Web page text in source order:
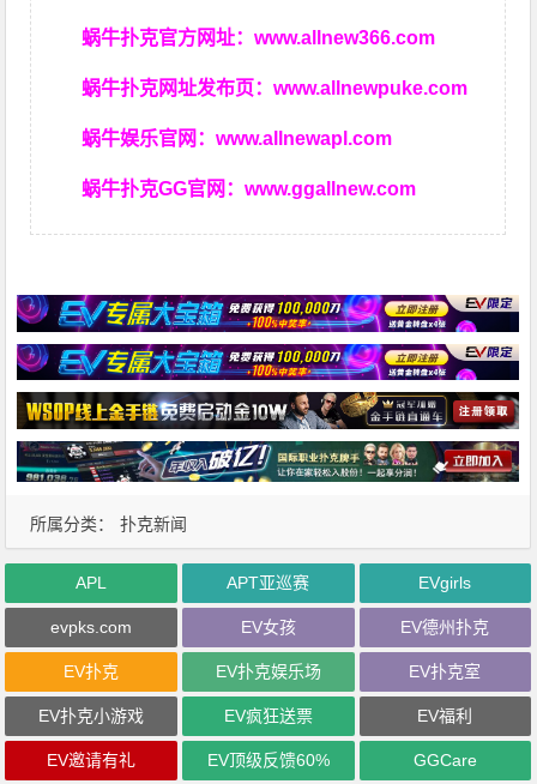
蜗牛扑克官方网址：www.allnew366.com
蜗牛扑克网址发布页：www.allnewpuke.com
蜗牛娱乐官网：www.allnewapl.com
蜗牛扑克GG官网：www.ggallnew.com
所属分类： 扑克新闻
APL APT亚巡赛 EVgirls
evpks.com EV女孩 EV德州扑克
EV扑克 EV扑克娱乐场 EV扑克室
EV扑克小游戏 EV疯狂送票 EV福利
EV邀请有礼 EV顶级反馈60% GGCare